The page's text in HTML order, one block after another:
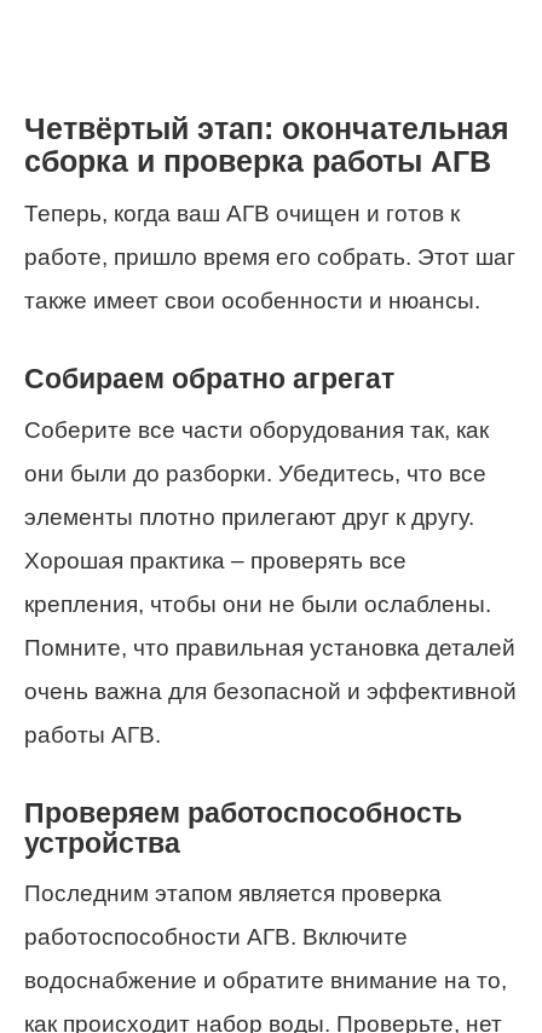
Четвёртый этап: окончательная
сборка и проверка работы АГВ
Теперь, когда ваш АГВ очищен и готов к
работе, пришло время его собрать. Этот шаг
также имеет свои особенности и нюансы.
Собираем обратно агрегат
Соберите все части оборудования так, как
они были до разборки. Убедитесь, что все
элементы плотно прилегают друг к другу.
Хорошая практика – проверять все
крепления, чтобы они не были ослаблены.
Помните, что правильная установка деталей
очень важна для безопасной и эффективной
работы АГВ.
Проверяем работоспособность
устройства
Последним этапом является проверка
работоспособности АГВ. Включите
водоснабжение и обратите внимание на то,
как происходит набор воды. Проверьте, нет